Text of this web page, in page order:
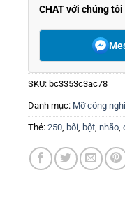
CHAT với chúng tôi
SKU: bc3353c3ac78
Danh mục: Mỡ công
Thẻ: 250, bôi, bột, nhão,